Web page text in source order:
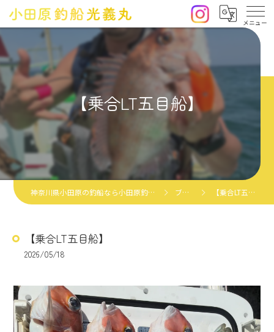
【乗合LT五目船】
神奈川県小田原の釣船なら小田原釣船光義丸 ブログ 【乗合LT五目船】
【乗合LT五目船】
2026/05/18